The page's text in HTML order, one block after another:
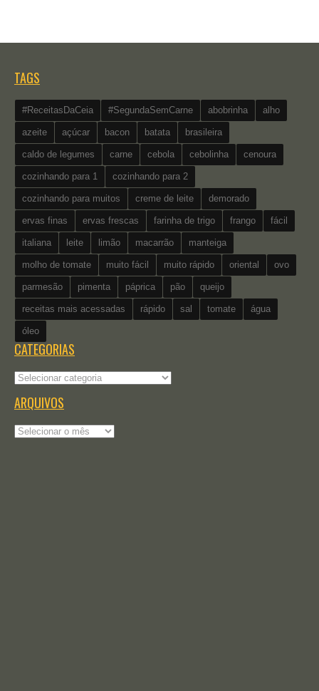
TAGS
#ReceitasDaCeia #SegundaSemCarne abobrinha alho
azeite açúcar bacon batata brasileira
caldo de legumes carne cebola cebolinha cenoura
cozinhando para 1 cozinhando para 2
cozinhando para muitos creme de leite demorado
ervas finas ervas frescas farinha de trigo frango fácil
italiana leite limão macarrão manteiga
molho de tomate muito fácil muito rápido oriental ovo
parmesão pimenta páprica pão queijo
receitas mais acessadas rápido sal tomate água
óleo
CATEGORIAS
Categorias
ARQUIVOS
Arquivos